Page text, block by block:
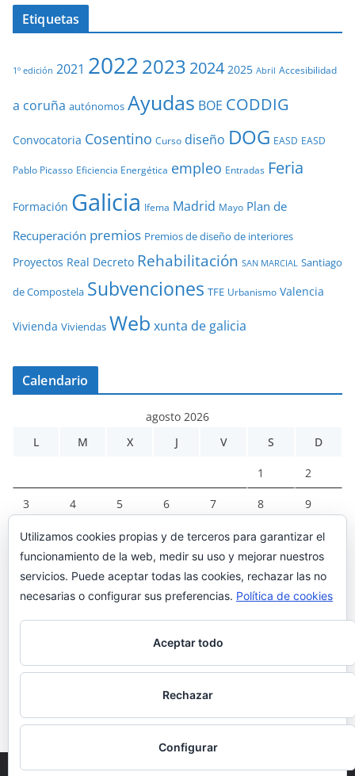
Etiquetas
1º edición 2021 20222023 2024 2025 Abril Accesibilidad
a coruña autónomos Ayudas BOE CODDIG
Convocatoria Cosentino Curso diseño DOG EASD EASD
Pablo Picasso Eficiencia Energética empleo Entradas Feria
Formación Galicia Ifema Madrid Mayo Plan de
Recuperación premios Premios de diseño de interiores
Proyectos Real Decreto Rehabilitación SAN MARCIAL Santiago
de Compostela Subvenciones TFE Urbanismo Valencia
Vivienda Viviendas Web xunta de galicia
Calendario
agosto 2026
L
M X J V S D
1 2
3 4 5 6 7 8 9
10 11 12 13 14 15 16
18 19 20 21 22
24 25 26 27 28 29 30
« Mar
Utilizamos cookies propias y de terceros para garantizar el
funcionamiento de la web, medir su uso y mejorar nuestros
servicios. Puede aceptar todas las cookies, rechazar las no
necesarias o configurar sus preferencias. Política de cookies
Aceptar todo
Rechazar
Configurar